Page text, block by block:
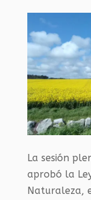
La sesión
aprobó la
Naturaleza,